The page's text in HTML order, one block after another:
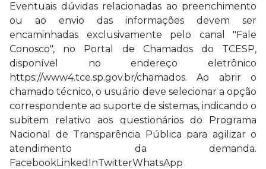
Eventuais dúvidas relacionadas ao preenchimento
ou ao envio das informações devem ser
encaminhadas exclusivamente pelo canal "Fale
Conosco", no Portal de Chamados do TCESP,
disponível no endereço eletrônico
https://www4.tce.sp.gov.br/chamados. Ao abrir o
chamado técnico, o usuário deve selecionar a opção
correspondente ao suporte de sistemas, indicando o
subitem relativo aos questionários do Programa
Nacional de Transparência Pública para agilizar o
atendimento da demanda.
FacebookLinkedInTwitterWhatsApp